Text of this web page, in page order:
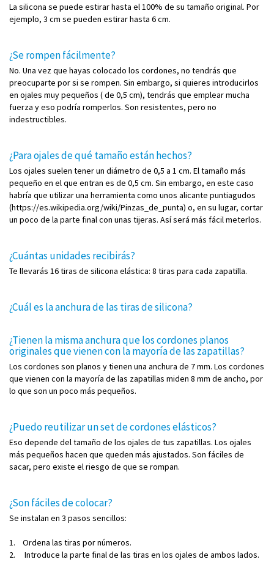
La silicona se puede estirar hasta el 100% de su tamaño original. Por
ejemplo, 3 cm se pueden estirar hasta 6 cm.
¿Se rompen fácilmente?
No. Una vez que hayas colocado los cordones, no tendrás que
preocuparte por si se rompen. Sin embargo, si quieres introducirlos
en ojales muy pequeños ( de 0,5 cm), tendrás que emplear mucha
fuerza y eso podría romperlos. Son resistentes, pero no
indestructibles.
¿Para ojales de qué tamaño están hechos?
Los ojales suelen tener un diámetro de 0,5 a 1 cm. El tamaño más
pequeño en el que entran es de 0,5 cm. Sin embargo, en este caso
habría que utilizar una herramienta como unos alicante puntiagudos
(https://es.wikipedia.org/wiki/Pinzas_de_punta) o, en su lugar, cortar
un poco de la parte final con unas tijeras. Así será más fácil meterlos.
¿Cuántas unidades recibirás?
Te llevarás 16 tiras de silicona elástica: 8 tiras para cada zapatilla.
¿Cuál es la anchura de las tiras de silicona?
¿Tienen la misma anchura que los cordones planos
originales que vienen con la mayoría de las zapatillas?
Los cordones son planos y tienen una anchura de 7 mm. Los cordones
que vienen con la mayoría de las zapatillas miden 8 mm de ancho, por
lo que son un poco más pequeños.
¿Puedo reutilizar un set de cordones elásticos?
Eso depende del tamaño de los ojales de tus zapatillas. Los ojales
más pequeños hacen que queden más ajustados. Son fáciles de
sacar, pero existe el riesgo de que se rompan.
¿Son fáciles de colocar?
Se instalan en 3 pasos sencillos:
1. Ordena las tiras por números.
2. Introduce la parte final de las tiras en los ojales de ambos lados.